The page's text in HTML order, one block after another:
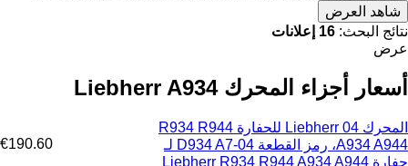
شاهد العرض
نتائج البحث: 16 إعلانات
عرض
أسعار أجزاء المحرك Liebherr A934
المحرك Liebherr 04 للحفارة R934 R944
A934 A944، رمز القطعة D934 A7-04 لـ
حفارة Liebherr R934 R944 A934 A944
€190.60